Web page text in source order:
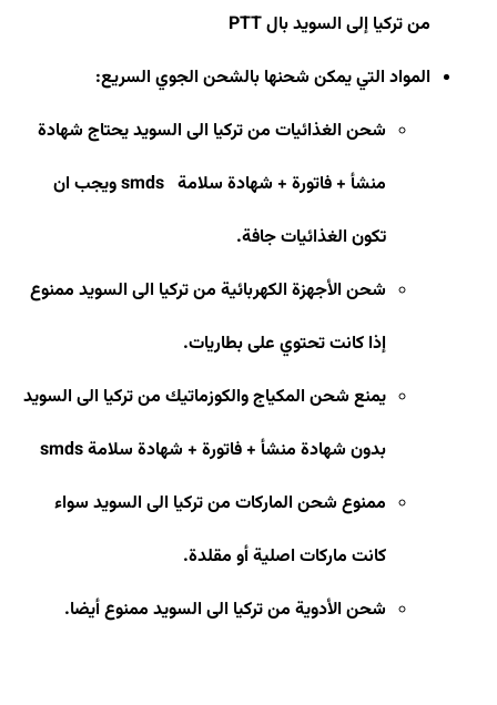
من تركيا إلى السويد بالPTT
المواد التي يمكن شحنها بالشحن الجوي السريع:
شحن الغذائيات من تركيا الى السويد يحتاج شهادة
منشأ + فاتورة + شهادة سلامة
ويجب ان
تكون الغذائيات جافة.
شحن الأجهزة الكهربائية من تركيا الى السويد ممنوع
إذا كانت تحتوي على بطاريات.
يمنع شحن المكياج والكوزماتيك من تركيا الى السويد
بدون شهادة منشأ + فاتورة + شهادة سلامةsmds
ممنوع شحن الماركات من تركيا الى السويد سواء
كانت ماركات اصلية أو مقلدة.
شحن الأدوية من تركيا الى السويد ممنوع أيضا.